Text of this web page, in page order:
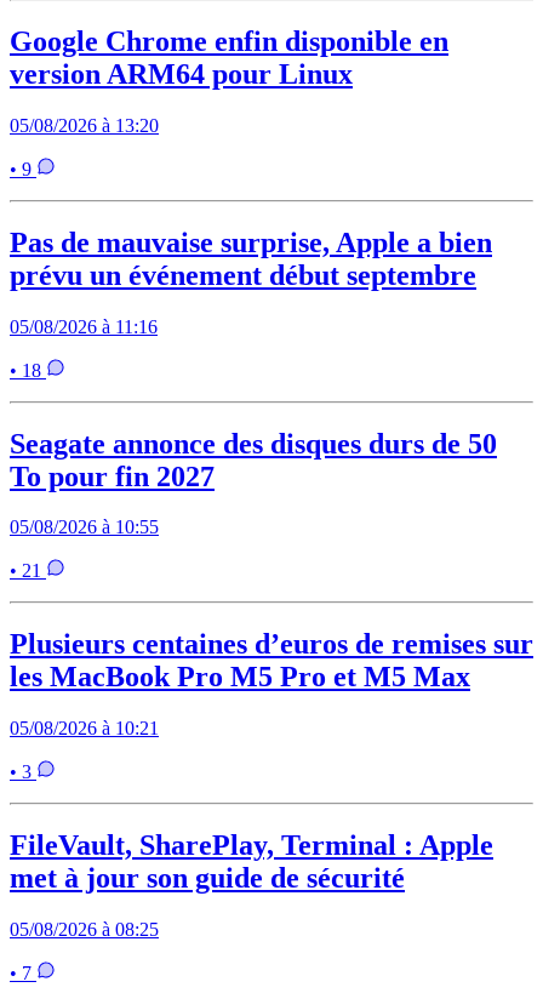
Google Chrome enfin disponible en
version ARM64 pour Linux
05/08/2026 à 13:20
• 9
Pas de mauvaise surprise, Apple a bien
prévu un événement début septembre
05/08/2026 à 11:16
• 18
Seagate annonce des disques durs de 50
To pour fin 2027
05/08/2026 à 10:55
• 21
Plusieurs centaines d’euros de remises sur
les MacBook Pro M5 Pro et M5 Max
05/08/2026 à 10:21
• 3
FileVault, SharePlay, Terminal : Apple
met à jour son guide de sécurité
05/08/2026 à 08:25
• 7